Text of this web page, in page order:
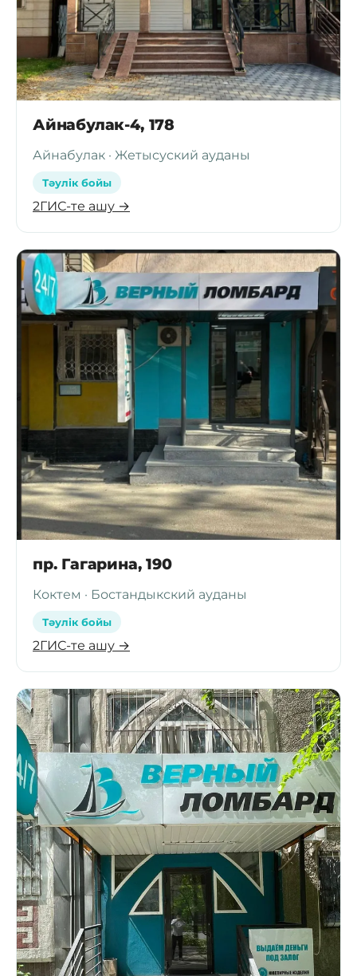
Айнабулак-4, 178
Айнабулак · Жетысуский ауданы
Тәулік бойы
2ГИС-те ашу →
пр. Гагарина, 190
Коктем · Бостандыкский ауданы
Тәулік бойы
2ГИС-те ашу →